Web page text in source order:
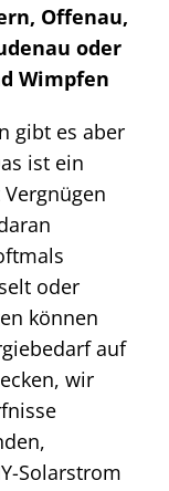
Offenau,
oder
Wimpfen
gibt es aber
ist ein
oder
können
auf
wir
Solarstrom